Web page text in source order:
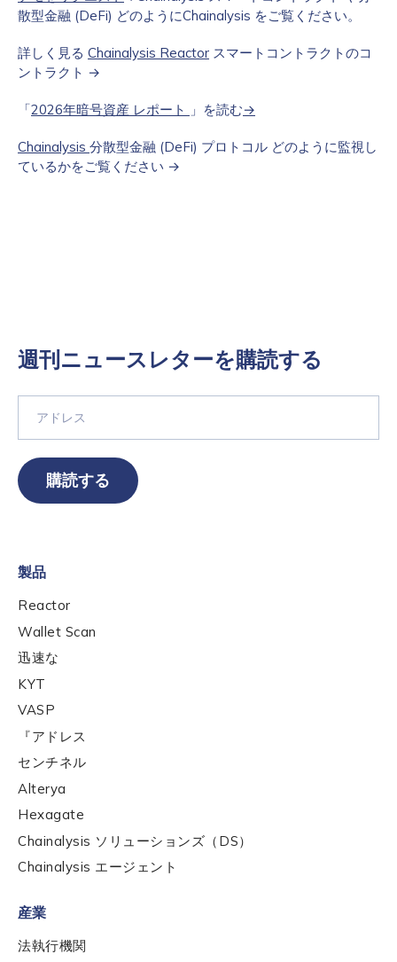
散型金融 (DeFi) どのようにChainalysis をご覧ください。
詳しく見る Chainalysis Reactor スマートコントラクトのコ
ントラクト →
「2026年暗号資産 レポート 」を読む→
Chainalysis 分散型金融 (DeFi) プロトコル どのように監視し
ているかをご覧ください →
週刊ニュースレターを購読する
購読する
製品
Reactor
Wallet Scan
迅速な
KYT
VASP
『アドレス
センチネル
Alterya
Hexagate
Chainalysis ソリューションズ（DS）
Chainalysis エージェント
産業
法執行機関